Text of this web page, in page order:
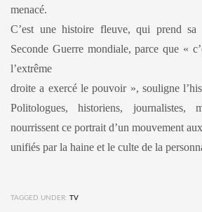
menacé.
C’est une histoire fleuve, qui prend
Seconde Guerre mondiale, parce que «
l’extrême
droite a exercé le pouvoir », souligne
Politologues, historiens, journalistes,
nourrissent ce portrait d’un mouvement
unifiés par la haine et le culte de la
TAGGED UNDER: TV